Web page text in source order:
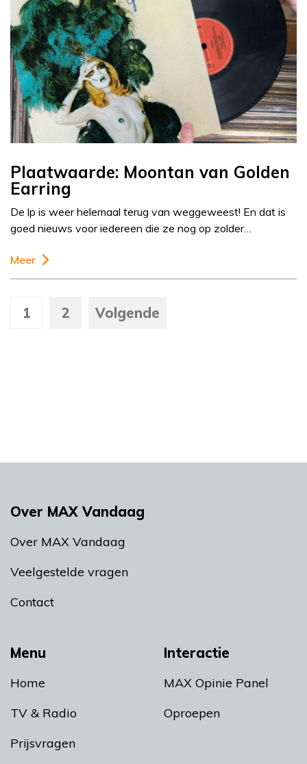
Plaatwaarde: Moontan van Golden
Earring
De lp is weer helemaal terug van weggeweest! En dat is
goed nieuws voor iedereen die ze nog op zolder…
Meer
1 2 Volgende
Menu
Home
TV & Radio
Prijsvragen
Interactie
MAX Opinie Panel
Oproepen
Over MAX Vandaag
Over MAX Vandaag
Veelgestelde vragen
Contact